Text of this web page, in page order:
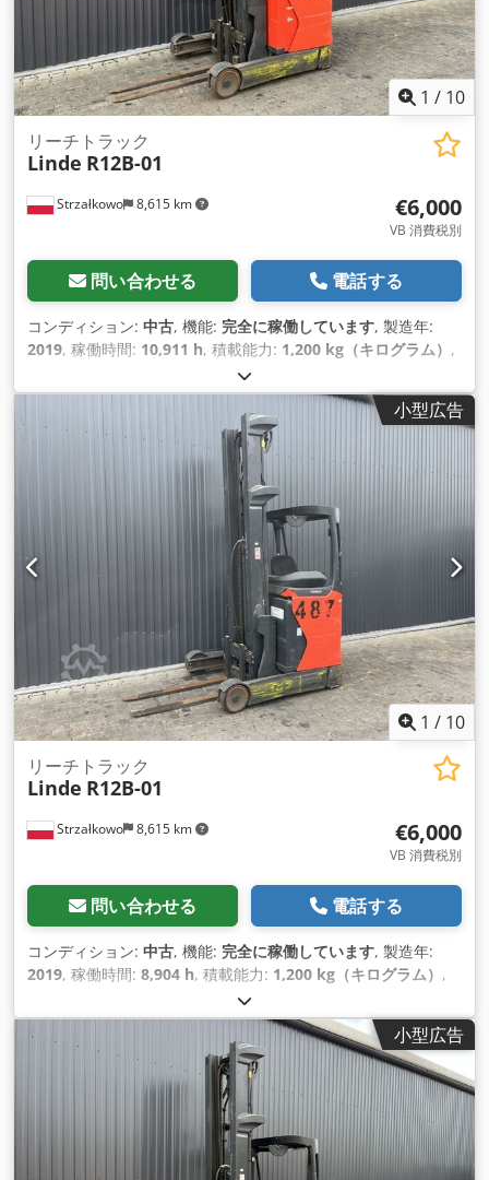
1 / 10
Strzałkowo 8,615 km
リーチトラック
Linde R12B-01
€6,000
VB 消費税別
問い合わせる 電話する
コンディション: 中古, 機能: 完全に稼働しています, 製造年:
2019, 稼働時間: 10,911 h, 積載能力: 1,200 kg（キログラム） ,
, フリーリフト:2,161 mm
プレックス, 建設高:3,144 mm,
小型広告
1 / 10
Strzałkowo 8,615 km
リーチトラック
Linde R12B-01
€6,000
VB 消費税別
問い合わせる 電話する
コンディション: 中古, 機能: 完全に稼働しています, 製造年:
2019, 稼働時間: 8,904 h, 積載能力: 1,200 kg（キログラム） ,
, フリーリフト:2,161 mm
マスト型式:トリプレックス, 建設高:3,144 mm, 駆動方式:
Elektro
小型広告